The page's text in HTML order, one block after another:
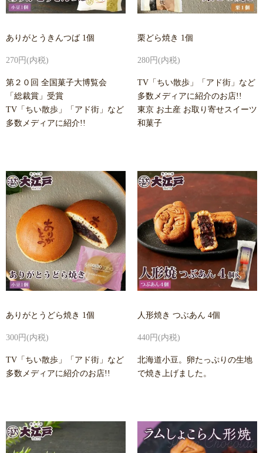
ありがとうきんつば 1個
270円(内税)
第２０回 全国菓子大博覧会
「総裁賞」受賞
TV「ちい散歩」「アド街」など
多数メディアに紹介!!
栗どら焼き 1個
280円(内税)
TV「ちい散歩」「アド街」など
多数メディアに紹介のお店!!
東京 お土産 お取り寄せスイーツ
和菓子
ありがとうどら焼き 1個
300円(内税)
TV「ちい散歩」「アド街」など
多数メディアに紹介のお店!!
人形焼き つぶあん 4個
440円(内税)
北海道小豆。卵たっぷりの生地
で焼き上げました。